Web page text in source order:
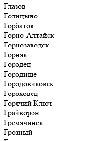
Глазов
Голицыно
Горбатов
Горно-Алтайск
Горнозаводск
Горняк
Городец
Городище
Городовиковск
Гороховец
Горячий Ключ
Грайворон
Гремячинск
Грозный